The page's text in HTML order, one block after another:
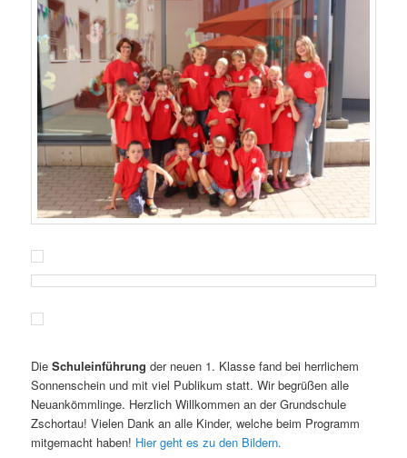
DieSchuleinführungder neuen 1. Klasse fand bei herrlichem
Sonnenschein und mit viel Publikum statt. Wir begrüßen alle
Neuankömmlinge. Herzlich Willkommen an der Grundschule
Zschortau! Vielen Dank an alle Kinder, welche beim Programm
mitgemacht haben! Hier geht es zu den Bildern.